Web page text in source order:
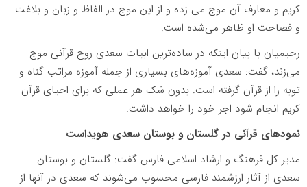
کریم و معارف آن موج می زده و از این موج در الفاظ و زبان و بلاغت
و فصاحت او ظاهر می‌شده است.
رحیمیان با بیان اینکه در ساده‌ترین ابیات سعدی روح قرآنی موج‌
می‌زند، گفت: سعدی آموزه‌های بسیاری از جمله آموزه مراتب گناه و
توبه را از قرآن گرفته است. بدون شک هر عملی که برای احیای قرآن
کریم انجام شود اجر خود را خواهد داشت.
نمودهای قرآنی در گلستان و بوستان سعدی هویداست
مدیر کل فرهنگ و ارشاد اسلامی فارس گفت: گلستان و بوستان
سعدی از آثار ارزشمند فارسی محسوب می‌شوند که سعدی در آنها از